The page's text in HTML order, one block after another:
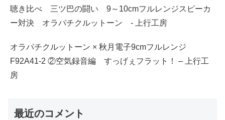
聴き比べ 三ツ巴の闘い 9～10cmフルレンジスピーカ
ー対決 オラパチクルットーン - 上行工房
オラパチクルットーン × 秋月電子9cmフルレンジ
F92A41-2 ②空気録音編 すっげぇフラット！ – 上行工
房
最近のコメント